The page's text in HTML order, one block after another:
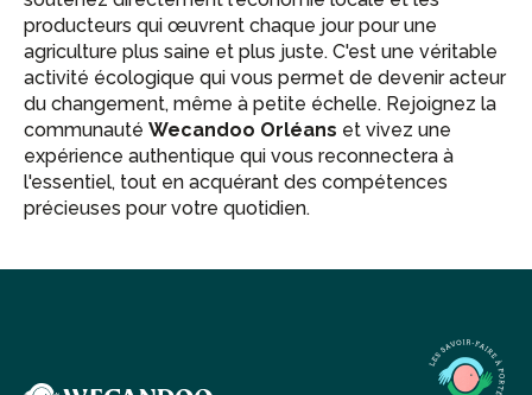
producteurs qui œuvrent chaque jour pour une
agriculture plus saine et plus juste. C'est une véritable
activité écologique qui vous permet de devenir acteur
du changement, même à petite échelle. Rejoignez la
communauté Wecandoo Orléans et vivez une
expérience authentique qui vous reconnectera à
l'essentiel, tout en acquérant des compétences
précieuses pour votre quotidien.